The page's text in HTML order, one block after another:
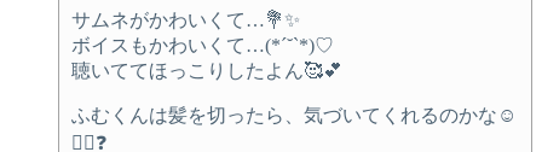
サムネがかわいくて…💐✨
ボイスもかわいくて…(*´˘`*)♡
聴いててほっこりしたよん🥰💕
ふむくんは髪を切ったら、気づいてくれるのかな☺️
💇‍♀️❓